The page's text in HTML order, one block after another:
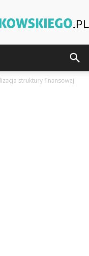
struktury finansowej